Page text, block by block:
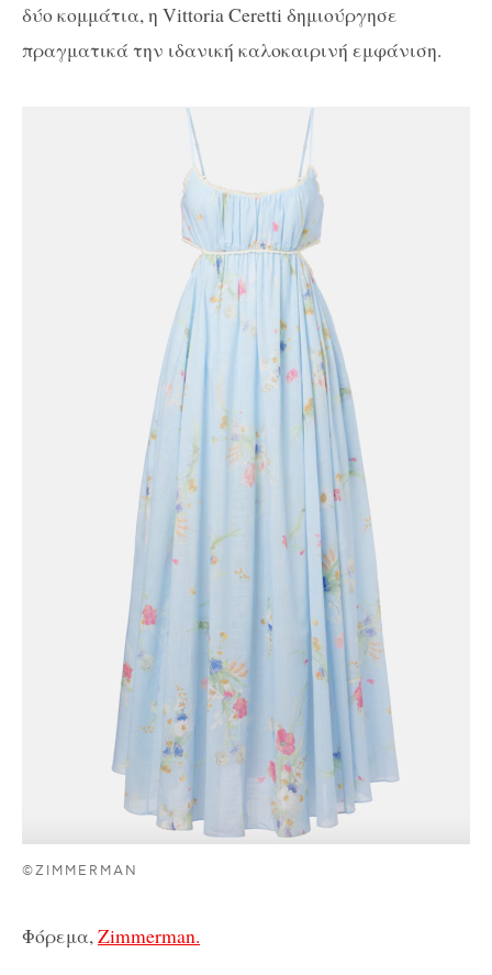
δύο κομμάτια, η Vittoria Ceretti δημιούργησε
πραγματικά την ιδανική καλοκαιρινή εμφάνιση.
©ZIMMERMAN
Φόρεμα, Zimmerman.